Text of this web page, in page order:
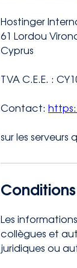
Hostinger
61 Lordou
Cyprus
TVA C.E.E. :
Contact:
sur les serveurs
Les
collègues et
juridiques ou